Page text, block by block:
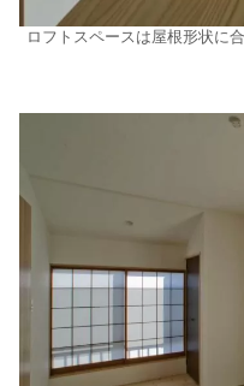
ロフトスペースは屋根形状に